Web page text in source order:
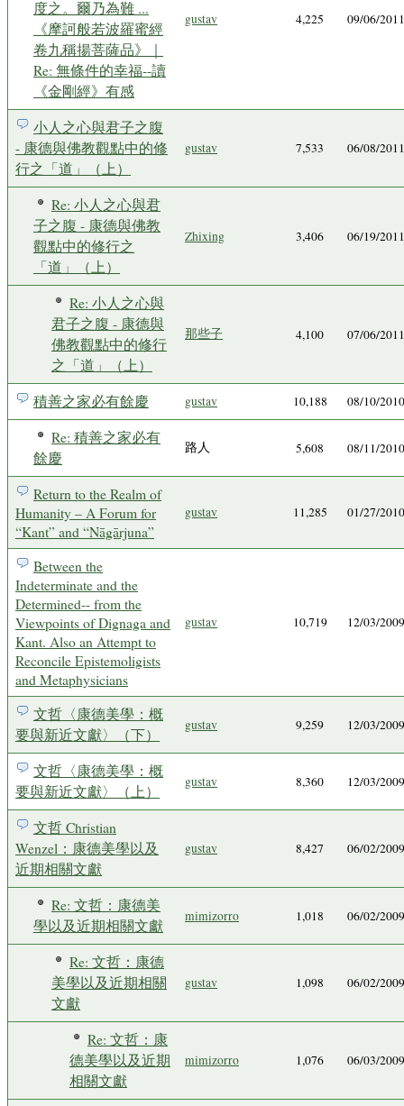
度之。爾乃為難 ...
《摩訶般若波羅蜜經
卷九稱揚菩薩品》｜
Re: 無條件的幸福--讀
《金剛經》有感
gustav 4,225 09/06/
小人之心與君子之腹
- 康德與佛教觀點中的修
行之「道」（上）
gustav 7,533 06/08/
Re: 小人之心與君
子之腹 - 康德與佛教
觀點中的修行之
「道」（上）
Zhixing 3,406 06/19/
Re: 小人之心與
君子之腹 - 康德與
佛教觀點中的修行
之「道」（上）
那些子 4,100 07/06/
積善之家必有餘慶 gustav 10,188 08/10/
Re: 積善之家必有
餘慶
路人 5,608 08/11/
Return to the Realm of
Humanity – A Forum for
“Kant” and “Nāgārjuna”
gustav 11,285 01/27/
Between the
Indeterminate and the
Determined-- from the
Viewpoints of Dignaga and
Kant. Also an Attempt to
Reconcile Epistemoligists
and Metaphysicians
gustav 10,719 12/03/
文哲〈康德美學：概
要與新近文獻〉（下）
gustav 9,259 12/03/
文哲〈康德美學：概
要與新近文獻〉（上）
gustav 8,360 12/03/
文哲 Christian
Wenzel：康德美學以及
近期相關文獻
gustav 8,427 06/02/
Re: 文哲：康德美
學以及近期相關文獻
mimizorro 1,018 06/02/
Re: 文哲：康德
美學以及近期相關
文獻
gustav 1,098 06/02/
Re: 文哲：康
德美學以及近期
相關文獻
mimizorro 1,076 06/03/